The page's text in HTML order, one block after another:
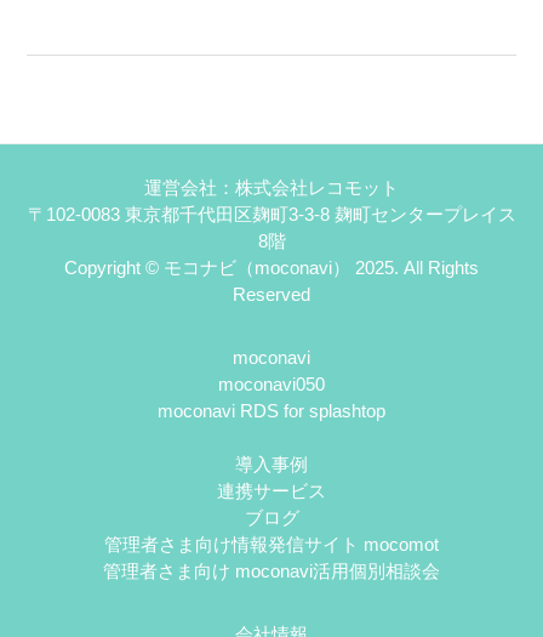
運営会社：株式会社レコモット
〒102-0083 東京都千代田区麹町3-3-8 麹町センタープレイス
8階
Copyright © モコナビ（moconavi） 2025. All Rights
Reserved
moconavi
moconavi050
moconavi RDS for splashtop
導入事例
連携サービス
ブログ
管理者さま向け情報発信サイト mocomot
管理者さま向け moconavi活用個別相談会